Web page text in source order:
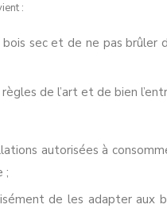
:
bois sec et de ne pas
de l’art et de bien
autorisées à
;
de les adapter aux